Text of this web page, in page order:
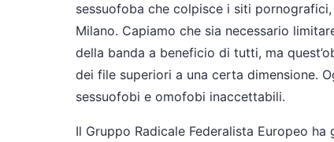
sessuofoba che colpisce i siti
Milano. Capiamo che sia necessario
della banda a beneficio di tutti, ma
dei file superiori a una certa dimensione.
sessuofobi e omofobi inaccettabili.
Il Gruppo Radicale Federalista Europeo